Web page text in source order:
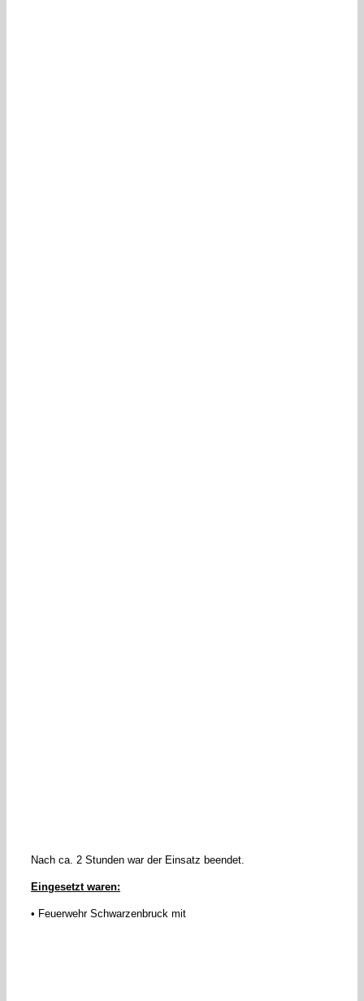
Nach ca. 2 Stunden war der Einsatz beendet.
Eingesetzt waren:
• Feuerwehr Schwarzenbruck mit